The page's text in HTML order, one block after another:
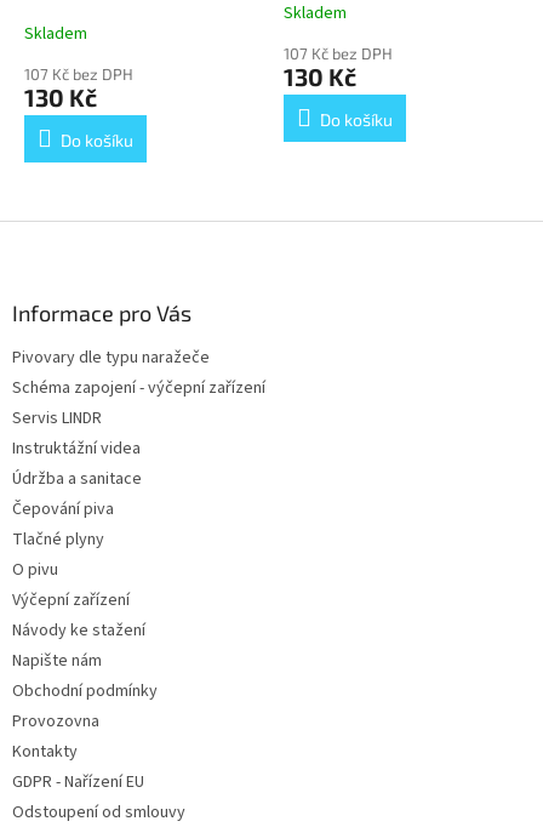
Skladem
107 Kč bez DPH
130 Kč
Do košíku
Průměrné
produktu
je
5,0
Skladem
107 Kč bez DPH
130 Kč
Do košíku
Informace pro Vás
Pivovary dle typu naražeče
Schéma zapojení - výčepní zařízení
Servis LINDR
Instruktážní videa
Údržba a sanitace
Čepování piva
Tlačné plyny
O pivu
Výčepní zařízení
Návody ke stažení
Napište nám
Obchodní podmínky
Provozovna
Kontakty
GDPR - Nařízení EU
Odstoupení od smlouvy